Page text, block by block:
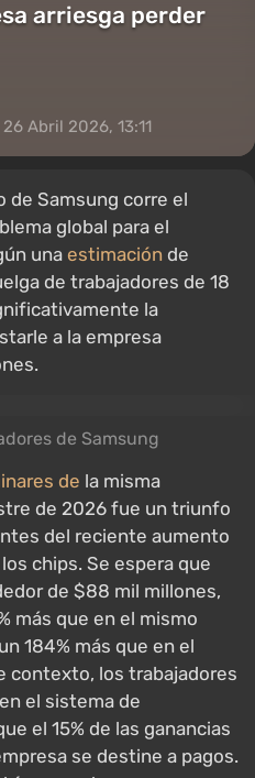
arriesga perder
26 Abril 2026, 13:11
de Samsung corre el
global para el
una estimación de
de trabajadores de 18
la
a la empresa
de Samsung
de la misma
de 2026 fue un triunfo
del reciente aumento
chips. Se espera que
de $88 mil millones,
más que en el mismo
184% más que en el
contexto, los trabajadores
el sistema de
el 15% de las ganancias
se destine a pagos.